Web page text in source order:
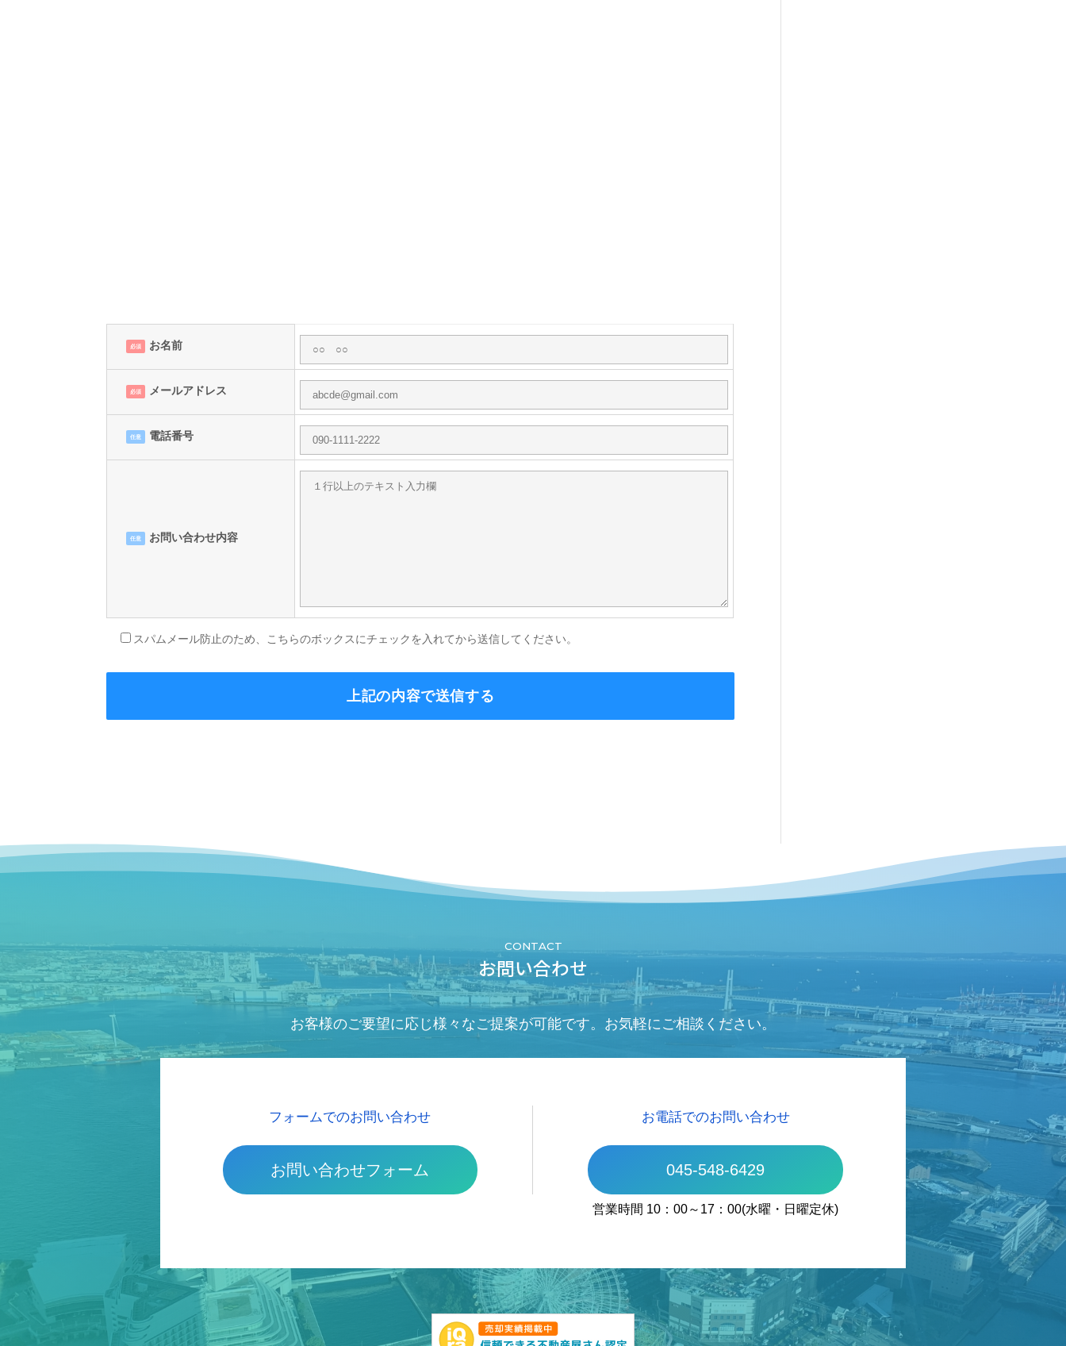
必須 お名前
必須 メールアドレス
任意 電話番号
任意 お問い合わせ内容
スパムメール防止のため、こちらのボックスにチェックを入れてから送信してください。
CONTACT
お問い合わせ
お客様のご要望に応じ様々なご提案が可能です。お気軽にご相談ください。
フォームでのお問い合わせ
お問い合わせフォーム
お電話でのお問い合わせ
045-548-6429
営業時間 10：00～17：00(水曜・日曜定休)